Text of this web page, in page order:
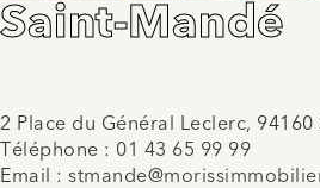
Saint-Mandé
2 Place du Général Leclerc, 94160
Téléphone : 01 43 65 99 99
Email :